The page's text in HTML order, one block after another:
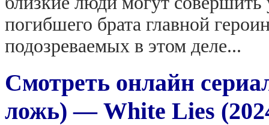
погибшего брата главной
подозреваемых в этом деле...
Смотреть онлайн
ложь) — White Lies